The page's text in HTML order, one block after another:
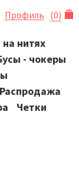
Профиль (0)
нитях
- чокеры
Распродажа
Четки